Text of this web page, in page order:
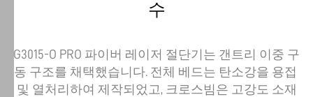
수
G3015-O PRO 파이버 레이저 절단기는 갠트리 이중 구
동 구조를 채택했습니다. 전체 베드는 탄소강을 용접
및 열처리하여 제작되었고, 크로스빔은 고강도 소재